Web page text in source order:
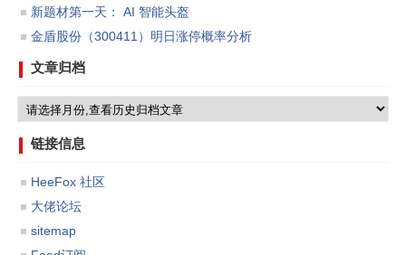
新题材第一天： AI 智能头盔
金盾股份（300411）明日涨停概率分析
文章归档
链接信息
HeeFox 社区
大佬论坛
sitemap